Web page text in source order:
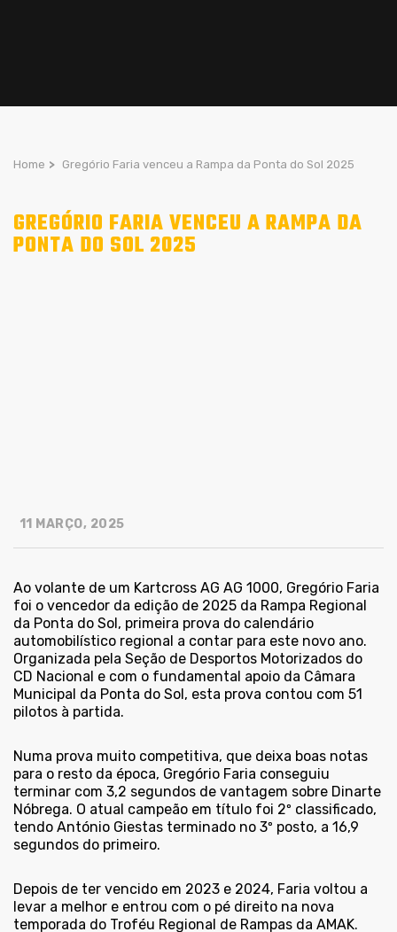
Home > Gregório Faria venceu a Rampa da Ponta do Sol 2025
GREGÓRIO FARIA VENCEU A RAMPA DA
PONTA DO SOL 2025
11 MARÇO, 2025
Ao volante de um Kartcross AG AG 1000, Gregório Faria
foi o vencedor da edição de 2025 da Rampa Regional
da Ponta do Sol, primeira prova do calendário
automobilístico regional a contar para este novo ano.
Organizada pela Seção de Desportos Motorizados do
CD Nacional e com o fundamental apoio da Câmara
Municipal da Ponta do Sol, esta prova contou com 51
pilotos à partida.
Numa prova muito competitiva, que deixa boas notas
para o resto da época, Gregório Faria conseguiu
terminar com 3,2 segundos de vantagem sobre Dinarte
Nóbrega. O atual campeão em título foi 2º classificado,
tendo António Giestas terminado no 3º posto, a 16,9
segundos do primeiro.
Depois de ter vencido em 2023 e 2024, Faria voltou a
levar a melhor e entrou com o pé direito na nova
temporada do Troféu Regional de Rampas da AMAK.